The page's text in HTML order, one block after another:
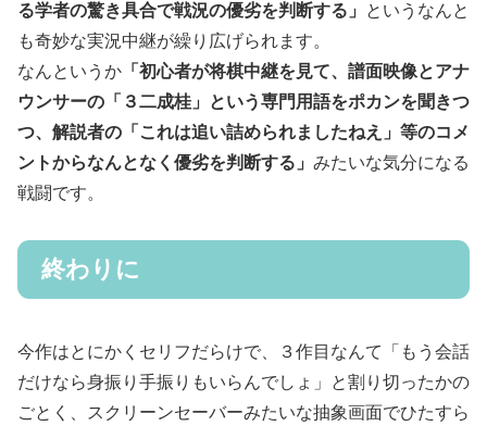
る学者の驚き具合で戦況の優劣を判断する」
というなんと
も奇妙な実況中継が繰り広げられます。
なんというか 「初心者が将棋中継を見て、譜面映像とアナ
ウンサーの「３二成桂」という専門用語をポカンを聞きつ
つ、解説者の「これは追い詰められましたねえ」等のコメ
ントからなんとなく優劣を判断する」 みたいな気分になる
戦闘です。
終わりに
今作はとにかくセリフだらけで、３作目なんて「もう会話
だけなら身振り手振りもいらんでしょ」と割り切ったかの
ごとく、スクリーンセーバーみたいな抽象画面でひたすら